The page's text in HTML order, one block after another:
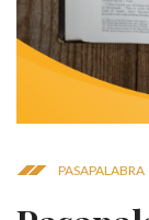
PASAPALABRA